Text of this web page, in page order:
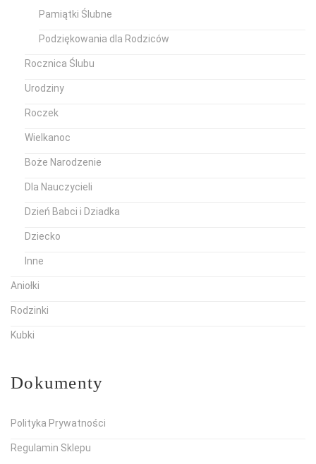
Pamiątki Ślubne
Podziękowania dla Rodziców
Rocznica Ślubu
Urodziny
Roczek
Wielkanoc
Boże Narodzenie
Dla Nauczycieli
Dzień Babci i Dziadka
Dziecko
Inne
Aniołki
Rodzinki
Kubki
Dokumenty
Polityka Prywatności
Regulamin Sklepu